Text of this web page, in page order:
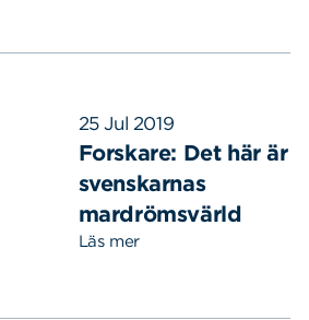
25 Jul 2019
Forskare: Det här är
svenskarnas
mardrömsvärld
Läs mer